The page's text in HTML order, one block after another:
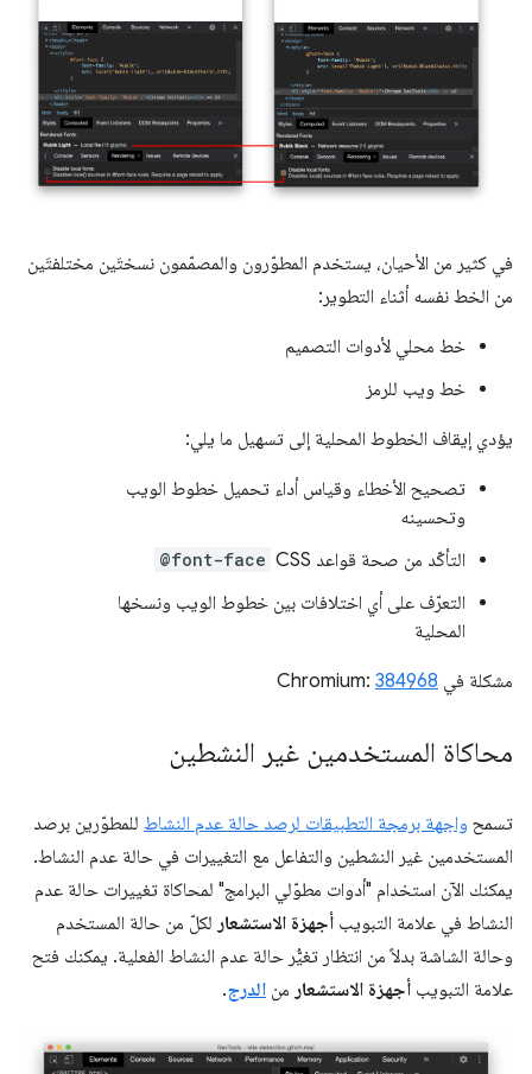
في كثير من الأحيان، يستخدم المطوّرون والمصمّمون نسختَين مختلفتَين
من الخط نفسه أثناء التطوير:
خط محلي لأدوات التصميم
خط ويب للرمز
يؤدي إيقاف الخطوط المحلية إلى تسهيل ما يلي:
تصحيح الأخطاء وقياس أداء تحميل خطوط الويب
وتحسينه
التأكّد من صحة قواعد CSS
@font-face
التعرّف على أي اختلافات بين خطوط الويب ونسخها
المحلية
مشكلة في Chromium: 384968
محاكاة المستخدمين غير النشطين
تسمح واجهة برمجة التطبيقات لرصد حالة عدم النشاط للمطوّرين برصد
المستخدمين غير النشطين والتفاعل مع التغييرات في حالة عدم النشاط.
يمكنك الآن استخدام "أدوات مطوّلي البرامج" لمحاكاة تغييرات حالة عدم
النشاط في علامة التبويب أجهزة الاستشعار لكلّ من حالة المستخدم
وحالة الشاشة بدلاً من انتظار تغيُّر حالة عدم النشاط الفعلية. يمكنك فتح
علامة التبويب أجهزة الاستشعار من الدرج.